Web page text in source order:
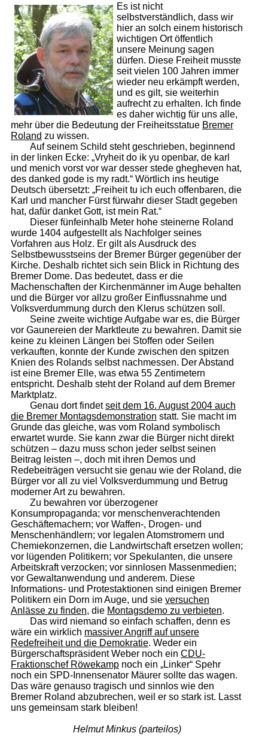
Es ist nicht
selbstverständlich, dass wir
hier an solch einem historisch
wichtigen Ort öffentlich
unsere Meinung sagen
dürfen. Diese Freiheit musste
seit vielen 100 Jahren immer
wieder neu erkämpft werden,
und es gilt, sie weiterhin
aufrecht zu erhalten. Ich finde
es daher wichtig für uns alle,
mehr über die Bedeutung der Freiheitsstatue Bremer
Roland zu wissen.
Auf seinem Schild steht geschrieben, beginnend
in der linken Ecke: „Vryheit do ik yu openbar, de karl
und menich vorst vor war desser stede ghegheven hat,
des danked gode is my radt.“ Wörtlich ins heutige
Deutsch übersetzt: „Freiheit tu ich euch offenbaren, die
Karl und mancher Fürst fürwahr dieser Stadt gegeben
hat, dafür danket Gott, ist mein Rat.“
Dieser fünfeinhalb Meter hohe steinerne Roland
wurde 1404 aufgestellt als Nachfolger seines
Vorfahren aus Holz. Er gilt als Ausdruck des
Selbstbewusstseins der Bremer Bürger gegenüber der
Kirche. Deshalb richtet sich sein Blick in Richtung des
Bremer Dome. Das bedeutet, dass er die
Machenschaften der Kirchenmänner im Auge behalten
und die Bürger vor allzu großer Einflussnahme und
Volksverdummung durch den Klerus schützen soll.
Seine zweite wichtige Aufgabe war es, die Bürger
vor Gaunereien der Marktleute zu bewahren. Damit sie
keine zu kleinen Längen bei Stoffen oder Seilen
verkauften, konnte der Kunde zwischen den spitzen
Knien des Rolands selbst nachmessen. Der Abstand
ist eine Bremer Elle, was etwa 55 Zentimetern
entspricht. Deshalb steht der Roland auf dem Bremer
Marktplatz.
Genau dort findetseit dem 16. August 2004 auch
die Bremer Mon­tags­de­monst­ra­tion statt. Sie macht im
Grunde das gleiche, was vom Roland symbolisch
erwartet wurde. Sie kann zwar die Bürger nicht direkt
schützen – dazu muss schon jeder selbst seinen
Beitrag leisten –, doch mit ihren Demos und
Redebeiträgen versucht sie genau wie der Roland, die
Bürger vor all zu viel Volksverdummung und Betrug
moderner Art zu bewahren.
Zu bewahren vor überzogener
Konsumpropaganda; vor menschenverachtenden
Geschäftemachern; vor Waffen-, Drogen- und
Menschenhändlern; vor legalen Atomstromern und
Chemiekonzernen, die Landwirtschaft ersetzen wollen;
vor lügenden Politikern; vor Spekulanten, die unsere
Arbeitskraft verzocken; vor sinnlosen Massenmedien;
vor Gewaltanwendung und anderem. Diese
Informations- und Protestaktionen sind einigen Bremer
Politikern ein Dorn im Auge, und sie ver­su­chen
Anlässe zu finden, die Montagsdemo zu verbieten.
Das wird niemand so einfach schaffen, denn es
wäre ein wirklich mas­si­ver Angriff auf unsere
Redefreiheit und die Demokratie. Weder ein
Bürgerschaftspräsident Weber noch ein CDU-
Fraktionschef Röwekampnoch ein „Linker“ Spehr
noch ein SPD-Innensenator Mäurer sollte das wagen.
Das wäre genauso tragisch und sinnlos wie den
Bremer Roland abzubrechen, weil er so stark ist. Lasst
uns gemeinsam stark bleiben!
Helmut Minkus (parteilos)